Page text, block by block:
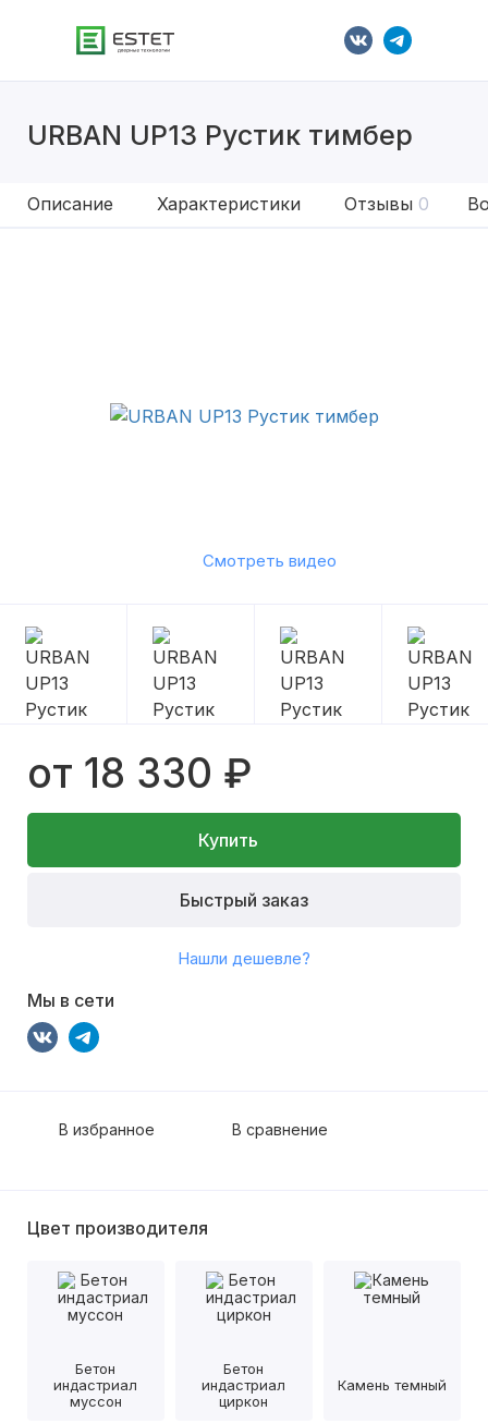
URBAN UP13 Рустик тимбер
Описание Характеристики Отзывы 0
Смотреть видео
от 18 330 ₽
Купить
Быстрый заказ
Нашли дешевле?
Мы в сети
В избранное В сравнение
Цвет производителя
Бетон
индастриал
муссон
Бетон
индастриал
циркон
Камень темный